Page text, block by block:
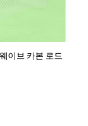
이브 카본 로드